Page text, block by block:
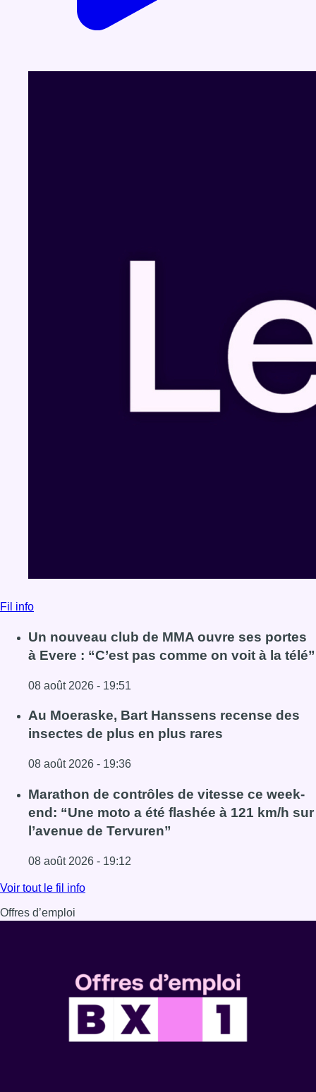
Fil info
Un nouveau club de MMA ouvre ses portes
à Evere : “C’est pas comme on voit à la télé”
08 août 2026 - 19:51
Lire l'article Un nouveau club de MMA ouvre ses portes à
Au Moeraske, Bart Hanssens recense des
insectes de plus en plus rares
08 août 2026 - 19:36
Lire l'article Au Moeraske, Bart Hanssens recense des
Marathon de contrôles de vitesse ce week-
end: “Une moto a été flashée à 121 km/h sur
l’avenue de Tervuren”
08 août 2026 - 19:12
Lire l'article Marathon de contrôles de vitesse ce week-
Voir tout le fil info
Offres d’emploi